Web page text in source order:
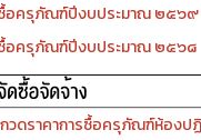
อครุภัณฑ์ปีงบประมาณ ๒๕๖๙
อครุภัณฑ์ปีงบประมาณ ๒๕๖๘
กวดราคาการซื้อครุภัณฑ์ห้อง